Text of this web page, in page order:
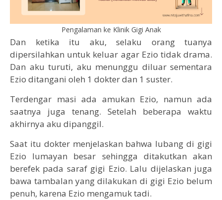
Pengalaman ke Klinik Gigi Anak
Dan ketika itu aku, selaku orang tuanya
dipersilahkan untuk keluar agar Ezio tidak drama.
Dan aku turuti, aku menunggu diluar sementara
Ezio ditangani oleh 1 dokter dan 1 suster.
Terdengar masi ada amukan Ezio, namun ada
saatnya juga tenang. Setelah beberapa waktu
akhirnya aku dipanggil.
Saat itu dokter menjelaskan bahwa lubang di gigi
Ezio lumayan besar sehingga ditakutkan akan
berefek pada saraf gigi Ezio. Lalu dijelaskan juga
bawa tambalan yang dilakukan di gigi Ezio belum
penuh, karena Ezio mengamuk tadi.